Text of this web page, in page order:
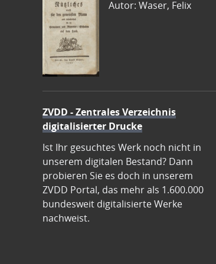
Autor: Waser, Felix
ZVDD - Zentrales Verzeichnis
digitalisierter Drucke
Ist Ihr gesuchtes Werk noch nicht in
unserem digitalen Bestand? Dann
probieren Sie es doch in unserem
ZVDD Portal, das mehr als 1.600.000
bundesweit digitalisierte Werke
nachweist.